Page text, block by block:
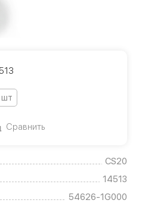
CS20
14513
54626-1G000
шт
Сравнить